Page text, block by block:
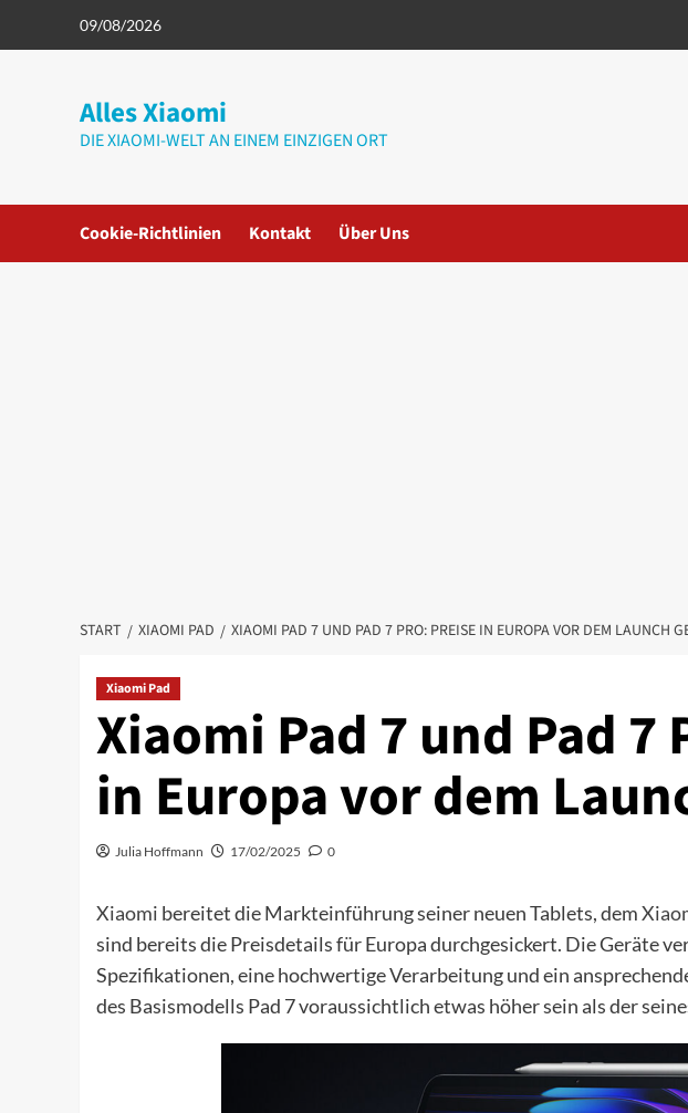
09/08/2026
Alles Xiaomi
DIE XIAOMI-WELT AN EINEM EINZIGEN ORT
Cookie-Richtlinien Kontakt Über Uns
START XIAOMI PAD XIAOMI PAD 7 UND PAD 7 PRO: PREISE IN EUROPA VOR DEM LAUNCH
Xiaomi Pad
Xiaomi Pad 7 und Pad 7
in Europa vor dem
Julia Hoffmann 17/02/2025 0
Xiaomi bereitet die Markteinführung seiner neuen Tablets, dem
sind bereits die Preisdetails für Europa durchgesickert. Die Geräte
Spezifikationen, eine hochwertige Verarbeitung und ein
des Basismodells Pad 7 voraussichtlich etwas höher sein als der